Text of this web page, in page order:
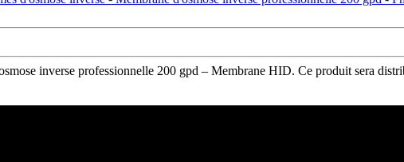
inverse professionnelle 200 gpd – Membrane HID. Ce produit sera